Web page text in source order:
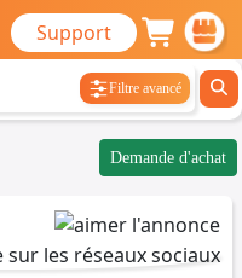
Support
Filtre avancé
Demande d'achat